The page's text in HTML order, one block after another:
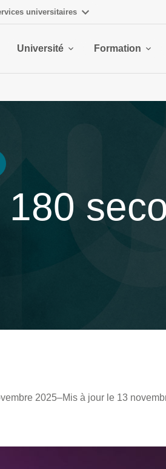
universitaires
Université Formation
2025–Mis à jour le 13